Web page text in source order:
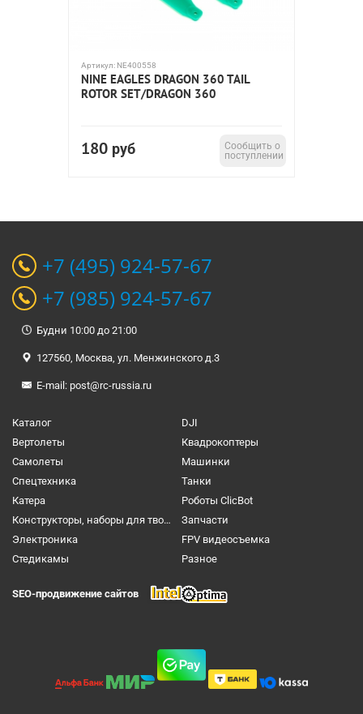
Артикул: NE400558
NINE EAGLES DRAGON 360 TAIL
ROTOR SET/DRAGON 360
180 руб
Сообщить о
поступлении
+7 (495) 924-57-67
+7 (985) 924-57-67
Будни 10:00 до 21:00
127560, Москва, ул. Менжинского д.3
E-mail: post@rc-russia.ru
Каталог
DJI
Вертолеты
Квадрокоптеры
Самолеты
Машинки
Спецтехника
Танки
Катера
Роботы ClicBot
Конструкторы, наборы для творчества и настольные игры
Запчасти
Электроника
FPV видеосъемка
Cтедикамы
Разное
SEO-продвижение сайтов